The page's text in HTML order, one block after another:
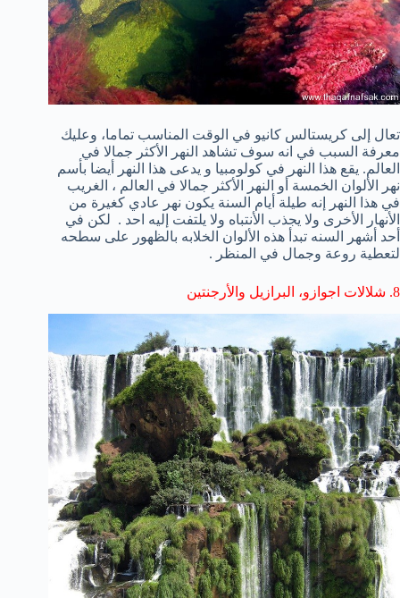
تعال إلى كريستالس كانيو في الوقت المناسب تماما، وعليك
معرفة السبب في انه سوف تشاهد النهر
الأكثر جمالا في
العالم. يقع هذا النهر في كولومبيا و يدعى هذا النهر أيضا بأسم
نهر الألوان الخمسة أو النهر الأكثر جمالا في العالم ، الغريب
في هذا النهر إنه طيلة أيام السنة يكون نهر عادي كغيرة من
الأنهار الأخرى ولا يجذب الأنتباه ولا يلتفت إليه احد . لكن في
أحد أشهر السنه تبدأ هذه الألوان الخلابه بالظهور على سطحه
لتعطية روعة وجمال في المنظر .
8
. شلالات اجوازو، البرازيل و الأرجنتين